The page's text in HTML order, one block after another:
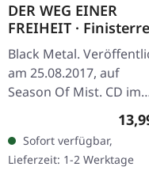
DER WEG EINER
FREIHEIT ·
CD
Black Metal.
am 25.08.2017, auf
Season Of Mist. CD im
deutsche Black Metal-
Formation Der Weg
Freiheit 2017…
Sofort verfügbar,
Lieferzeit: 1-2 Werktage